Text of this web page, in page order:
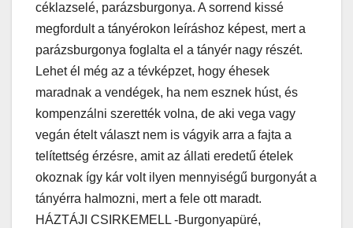
céklazselé, parázsburgonya. A sorrend kissé
megfordult a tányérokon leíráshoz képest, mert a
parázsburgonya foglalta el a tányér nagy részét.
Lehet él még az a tévképzet, hogy éhesek
maradnak a vendégek, ha nem esznek húst, és
kompenzálni szerették volna, de aki vega vagy
vegán ételt választ nem is vágyik arra a fajta a
telítettség érzésre, amit az állati eredetű ételek
okoznak így kár volt ilyen mennyiségű burgonyát a
tányérra halmozni, mert a fele ott maradt.
HÁZTÁJI CSIRKEMELL -Burgonyapüré,